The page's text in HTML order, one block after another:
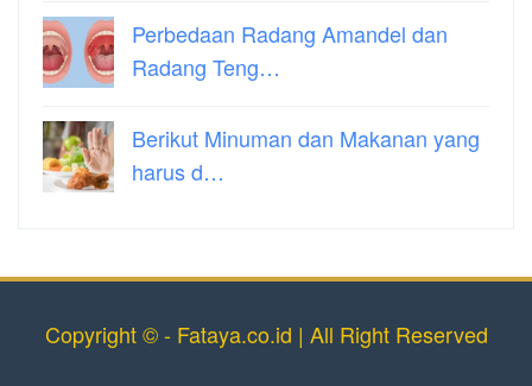
Perbedaan Radang Amandel dan
Radang Teng…
Berikut Minuman dan Makanan yang
harus d…
Copyright © - Fataya.co.id | All Right Reserved